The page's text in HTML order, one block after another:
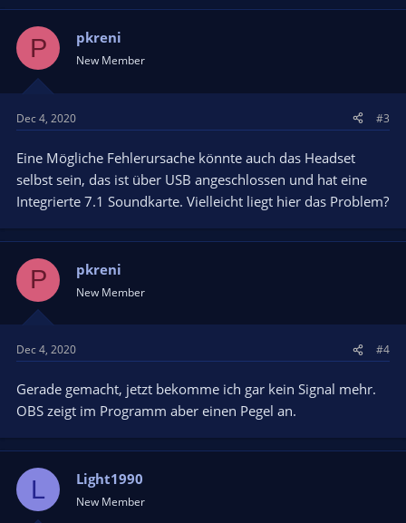
P pkreni
New Member
Dec 4, 2020 #3
Eine Mögliche Fehlerursache könnte auch das Headset
selbst sein, das ist über USB angeschlossen und hat eine
Integrierte 7.1 Soundkarte. Vielleicht liegt hier das Problem?
P pkreni
New Member
Dec 4, 2020 #4
Gerade gemacht, jetzt bekomme ich gar kein Signal mehr.
OBS zeigt im Programm aber einen Pegel an.
L Light1990
New Member